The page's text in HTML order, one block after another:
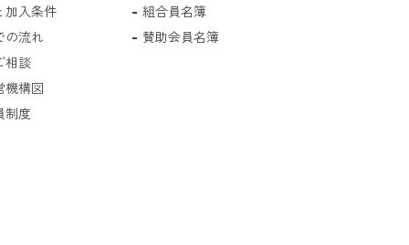
加入条件
の流れ
相談
機構図
制度
組合員名簿
賛助会員名簿